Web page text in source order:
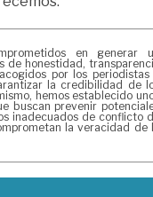
en generar
de honestidad,
por los periodistas
la credibilidad de
hemos establecido
buscan prevenir
inadecuados de conflicto
la veracidad de